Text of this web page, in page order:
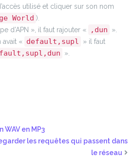
utilisé et cliquer sur son nom
World ).
d’APN », il faut rajouter «
,dun
».
avait « default,supl
» il faut
».
WAV en MP3
les requêtes qui passent dans
le réseau